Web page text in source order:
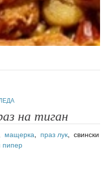
на тиган
мащерка, праз лук, свински
пипер